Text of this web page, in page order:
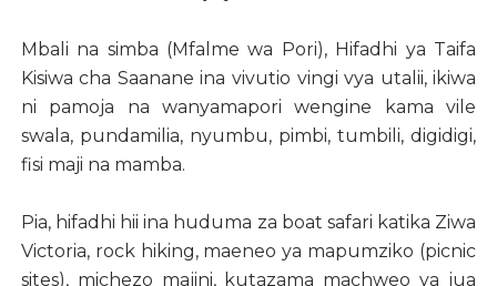
Mbali na simba (Mfalme wa Pori), Hifadhi ya Taifa
Kisiwa cha Saanane ina vivutio vingi vya utalii, ikiwa
ni pamoja na wanyamapori wengine kama vile
swala, pundamilia, nyumbu, pimbi, tumbili, digidigi,
fisi maji na mamba.
Pia, hifadhi hii ina huduma za boat safari katika Ziwa
Victoria, rock hiking, maeneo ya mapumziko (picnic
sites), michezo majini, kutazama machweo ya jua